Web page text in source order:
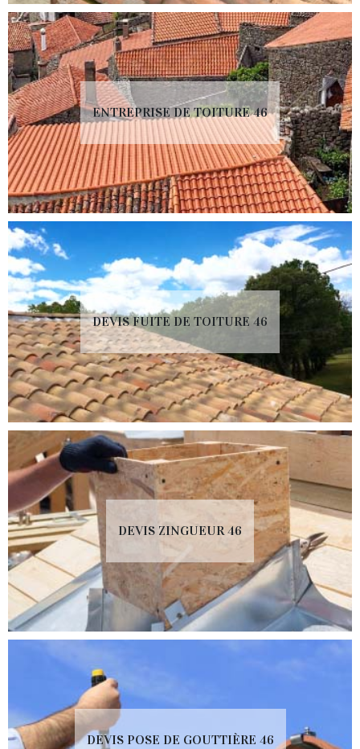
ENTREPRISE DE TOITURE 46
DEVIS FUITE DE TOITURE 46
DEVIS ZINGUEUR 46
DEVIS POSE DE GOUTTIÈRE 46